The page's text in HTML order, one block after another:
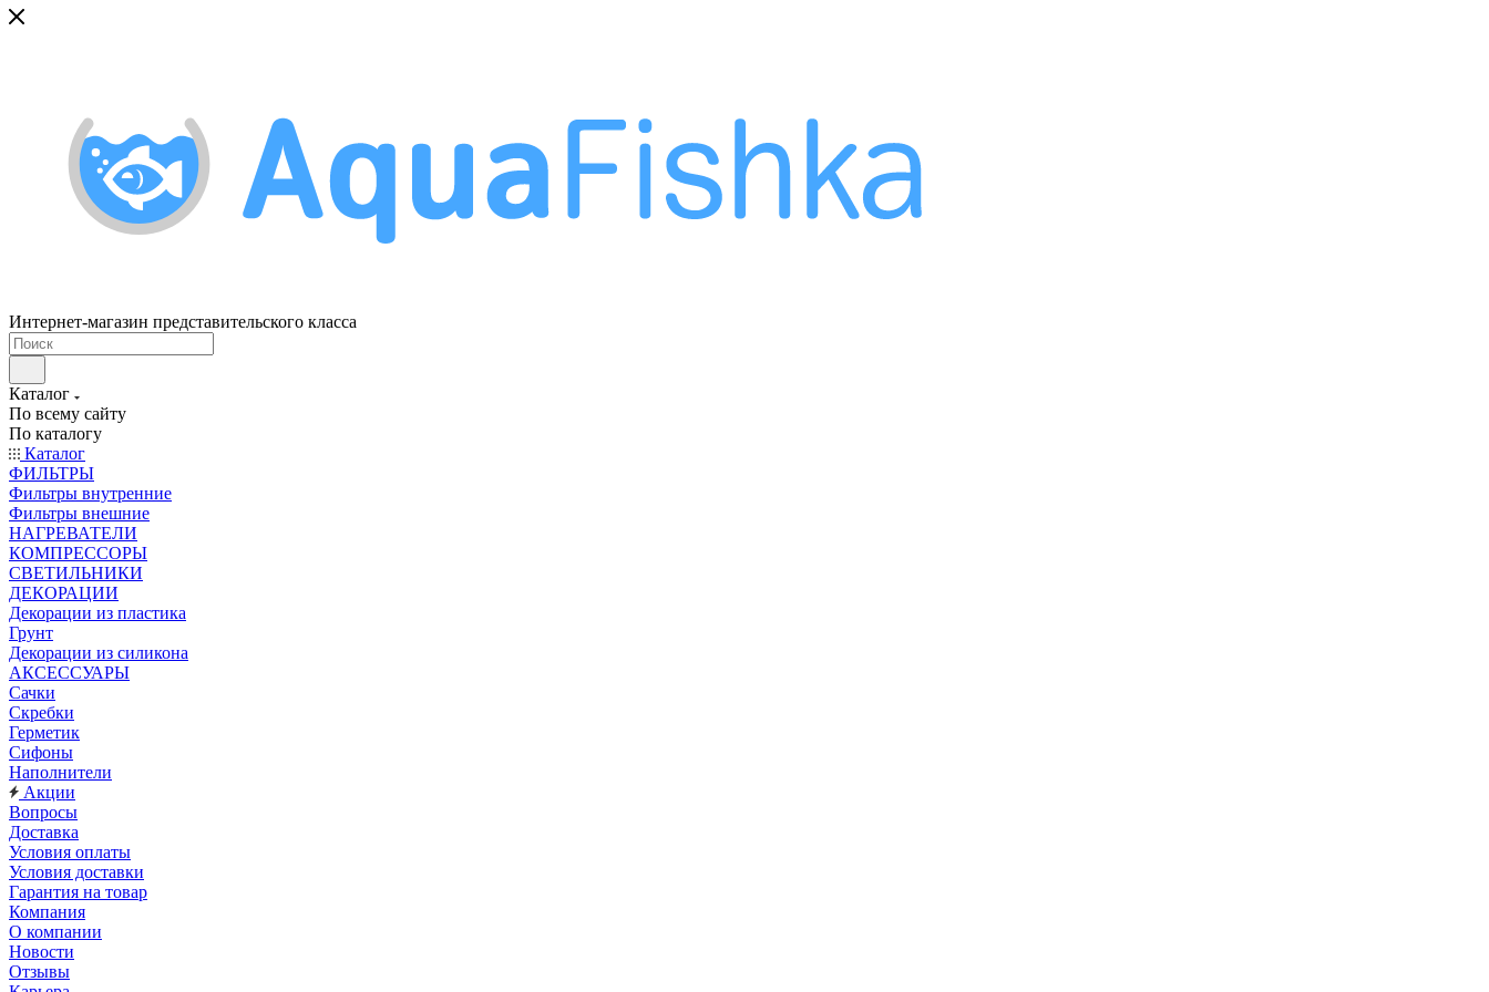
Интернет-магазин представительского класса
Каталог
По всему сайту
По каталогу
Каталог
ФИЛЬТРЫ
Фильтры внутренние
Фильтры внешние
НАГРЕВАТЕЛИ
КОМПРЕССОРЫ
СВЕТИЛЬНИКИ
ДЕКОРАЦИИ
Декорации из пластика
Грунт
Декорации из силикона
АКСЕССУАРЫ
Сачки
Скребки
Герметик
Сифоны
Наполнители
Акции
Вопросы
Доставка
Условия оплаты
Условия доставки
Гарантия на товар
Компания
О компании
Новости
Отзывы